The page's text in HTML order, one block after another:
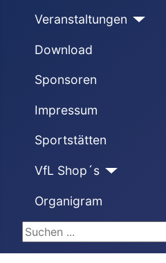
Veranstaltungen
Download
Sponsoren
Impressum
Sportstätten
VfL Shop´s
Organigram
Suchen ...